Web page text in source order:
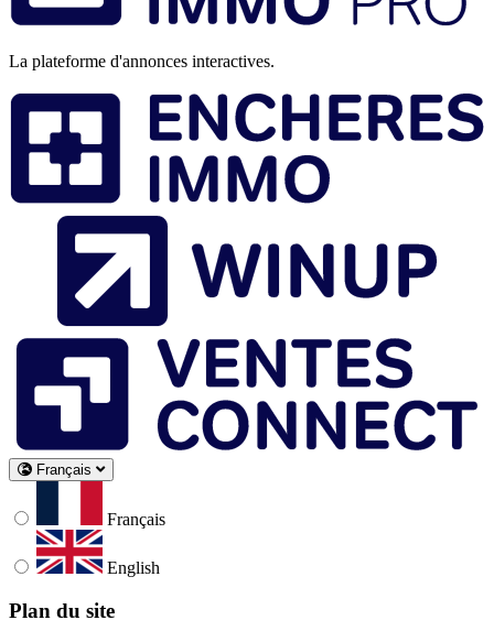
La plateforme d'annonces interactives.
Français
Français
English
Plan du site